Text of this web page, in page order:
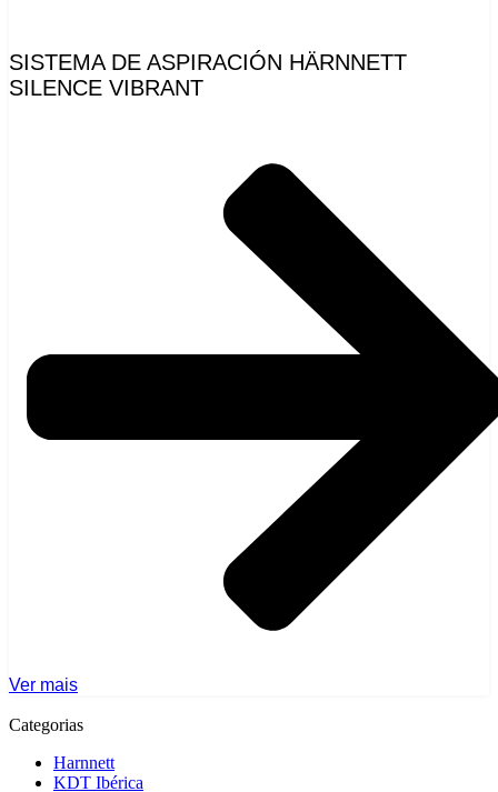
SISTEMA DE ASPIRACIÓN HÄRNNETT
SILENCE VIBRANT
Ver mais
Categorias
Harnnett
KDT Ibérica